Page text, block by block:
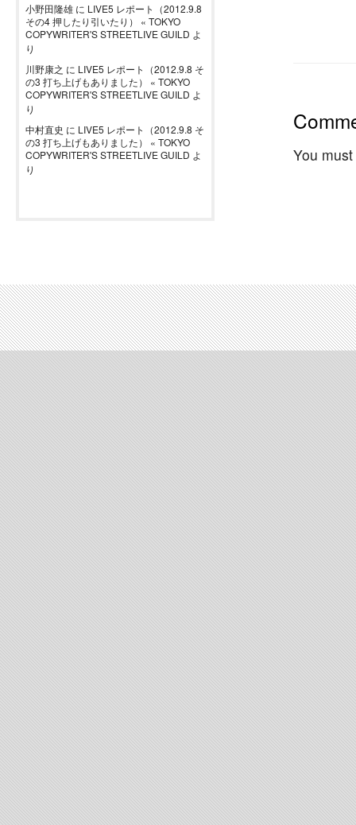
小野田隆雄 に LIVE5 レポート（2012.9.8
その4 押したり引いたり） « TOKYO
COPYWRITER'S STREETLIVE GUILD よ
り
川野康之 に LIVE5 レポート（2012.9.8 そ
の3 打ち上げもありました） « TOKYO
COPYWRITER'S STREETLIVE GUILD よ
り
中村直史 に LIVE5 レポート（2012.9.8 そ
の3 打ち上げもありました） « TOKYO
COPYWRITER'S STREETLIVE GUILD よ
り
You